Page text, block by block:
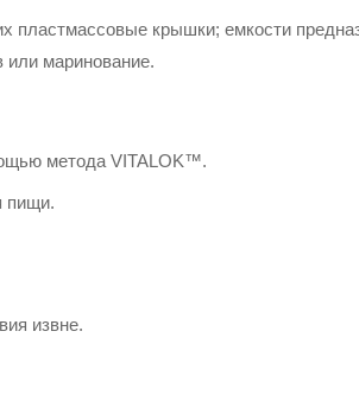
пластмассовые крышки; емкости
маринование.
метода VITALOK™.
пищи.
извне.